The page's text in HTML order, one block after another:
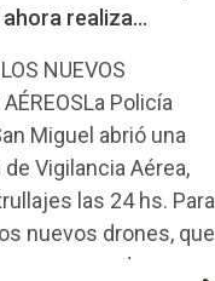
realiza...
NUEVOS
Policía
Miguel abrió una
Vigilancia Aérea,
las 24 hs. Para
nuevos drones, que
su avanzada